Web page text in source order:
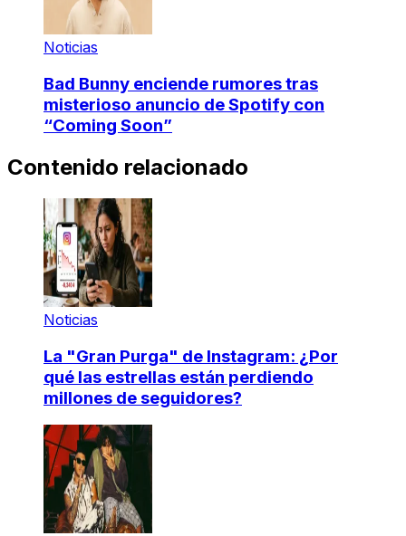
Noticias
Bad Bunny enciende rumores tras
misterioso anuncio de Spotify con
“Coming Soon”
Contenido relacionado
Noticias
La "Gran Purga" de Instagram: ¿Por
qué las estrellas están perdiendo
millones de seguidores?